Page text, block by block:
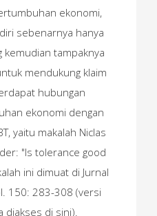
ekonomi,
sebenarnya hanya
kemudian tampaknya
mendukung klaim
hubungan
ekonomi dengan
yaitu makalah Niclas
"Is tolerance good
ini dimuat di Jurnal
150: 283-308 (versi
diakses di sini).